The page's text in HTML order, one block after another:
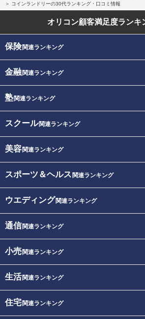
コインランドリーの30代ランキング・口コミ情報
オリコン顧客満足度ランキ
保険関連ランキング
金融関連ランキング
塾関連ランキング
スクール関連ランキング
美容関連ランキング
スポーツ＆ヘルス 関連ランキング
ウエディング関連ランキング
通信関連ランキング
小売関連ランキング
生活関連ランキング
住宅関連ランキング